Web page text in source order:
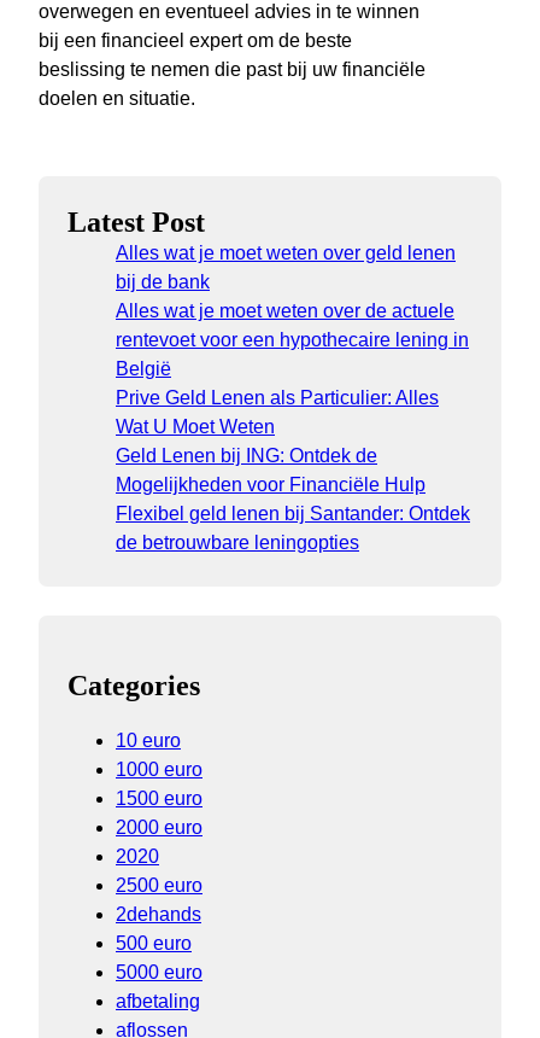
overwegen en eventueel advies in te winnen
bij een financieel expert om de beste
beslissing te nemen die past bij uw financiële
doelen en situatie.
Latest Post
Alles wat je moet weten over geld lenen
bij de bank
Alles wat je moet weten over de actuele
rentevoet voor een hypothecaire lening in
België
Prive Geld Lenen als Particulier: Alles
Wat U Moet Weten
Geld Lenen bij ING: Ontdek de
Mogelijkheden voor Financiële Hulp
Flexibel geld lenen bij Santander: Ontdek
de betrouwbare leningopties
Categories
10 euro
1000 euro
1500 euro
2000 euro
2020
2500 euro
2dehands
500 euro
5000 euro
afbetaling
aflossen